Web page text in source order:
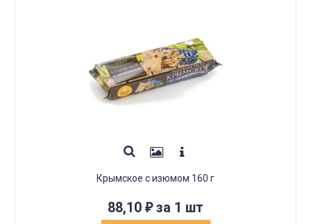
Крымское с изюмом 160 г
88,10 ₽за 1 шт